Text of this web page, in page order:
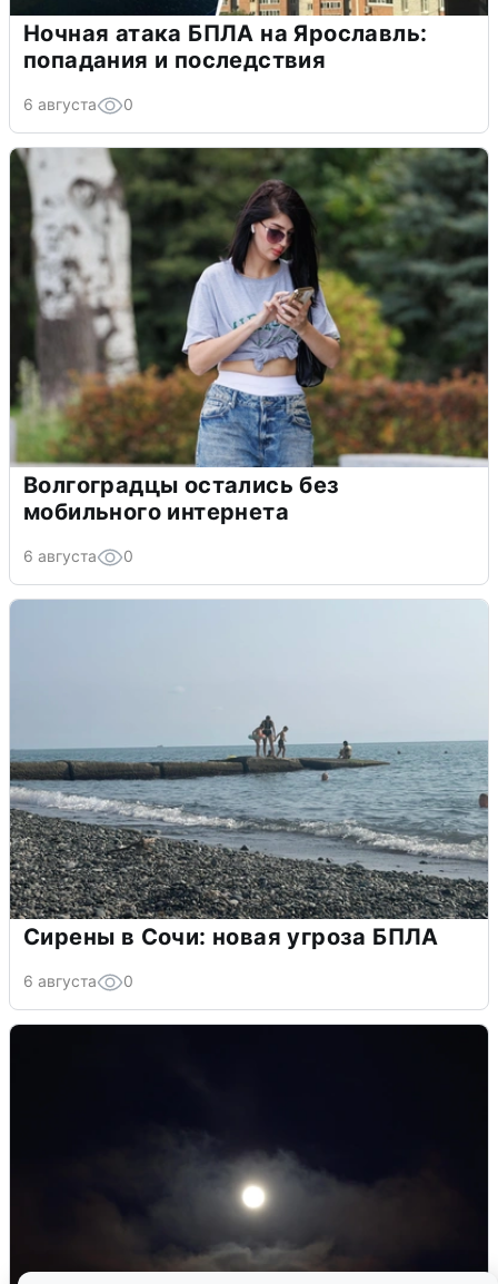
Ночная атака БПЛА на Ярославль:
попадания и последствия
6 августа 0
Волгоградцы остались без
мобильного интернета
6 августа 0
Сирены в Сочи: новая угроза БПЛА
6 августа 0